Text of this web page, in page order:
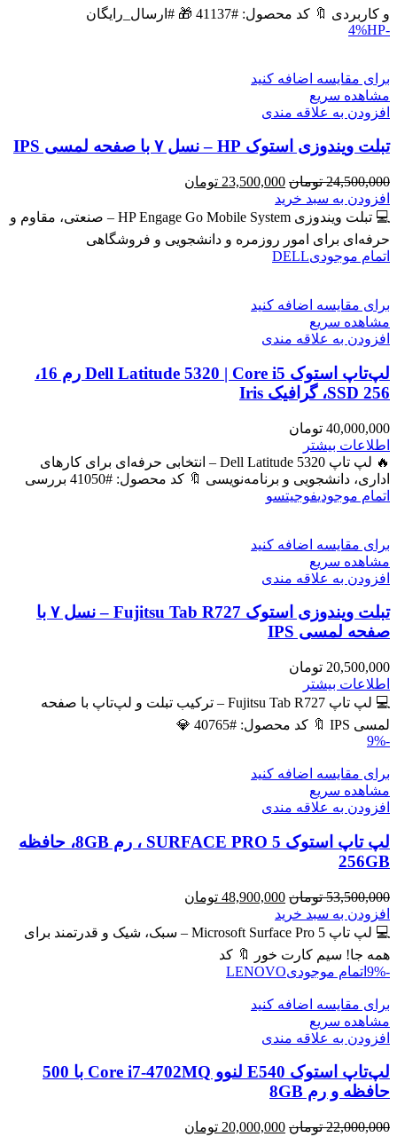
است.
و کاربردی 🔖 کد محصول: #41137 🎁 #ارسال_رایگان
-4%
HP
برای مقایسه اضافه کنید
مشاهده سریع
افزودن به علاقه مندی
تبلت ویندوزی استوک HP – نسل ۷ با صفحه لمسی IPS
24,500,000 تومان قیمت
اصلی
24,500,000 تومان
23,500,000 تومان
23,500,000 تومان
افزودن به سبد خرید
💻 تبلت ویندوزی HP Engage Go Mobile System – صنعتی، مقاوم و
حرفه‌ای برای امور روزمره و دانشجویی و فروشگاهی
اتمام موجودیDELL
برای مقایسه اضافه کنید
مشاهده سریع
افزودن به علاقه مندی
لپ‌تاپ استوک Dell Latitude 5320 | Core i5 رم 16،
SSD 256، گرافیک Iris
40,000,000 تومان
اطلاعات بیشتر
🔥 لپ تاپ Dell Latitude 5320 – انتخابی حرفه‌ای برای کارهای
اداری، دانشجویی و برنامه‌نویسی 🔖 کد محصول: #41050 بررسی
اتمام موجودیفوجیتسو
برای مقایسه اضافه کنید
مشاهده سریع
افزودن به علاقه مندی
تبلت ویندوزی استوک Fujitsu Tab R727 – نسل ۷ با
صفحه لمسی IPS
20,500,000 تومان
اطلاعات بیشتر
💻 لپ تاپ Fujitsu Tab R727 – ترکیب تبلت و لپ‌تاپ با صفحه
لمسی IPS 🔖 کد محصول: #40765 💎
-9%
برای مقایسه اضافه کنید
مشاهده سریع
افزودن به علاقه مندی
لپ تاپ استوک SURFACE PRO 5 ، رم 8GB، حافظه
256GB
53,500,000 تومان قیمت
اصلی
53,500,000 تومان
48,900,000 تومان
48,900,000 تومان
افزودن به سبد خرید
💻 لپ تاپ Microsoft Surface Pro 5 – سبک، شیک و قدرتمند برای
همه جا! سیم کارت خور 🔖 کد
-9%
اتمام موجودیLENOVO
برای مقایسه اضافه کنید
مشاهده سریع
افزودن به علاقه مندی
لپ‌تاپ استوک E540 لنوو Core i7-4702MQ با 500
حافظه و رم 8GB
22,000,000 تومان قیمت
20,000,000 تومان